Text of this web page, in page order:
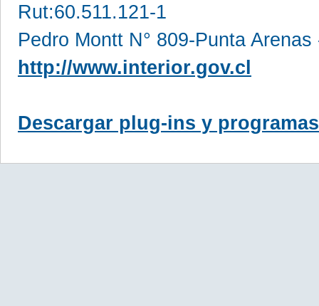
Rut:60.511.121-1
Pedro Montt N° 809-Punta
http://www.interior.gov.cl
Descargar plug-ins y